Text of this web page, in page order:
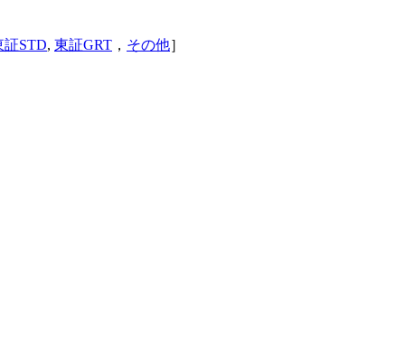
証STD, 東証GRT ， その他］